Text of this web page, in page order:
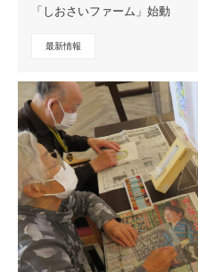
「しおさいファーム」始動
最新情報